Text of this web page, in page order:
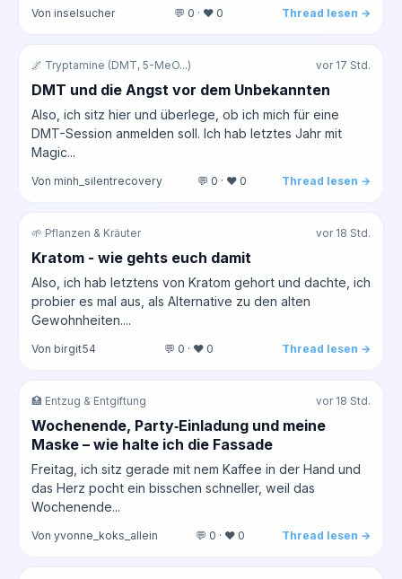
Von inselsucher 💬 0 · ❤️ 0 Thread lesen →
🌌 Tryptamine (DMT, 5-MeO...) vor 17 Std.
DMT und die Angst vor dem Unbekannten
Also, ich sitz hier und überlege, ob ich mich für eine
DMT-Session anmelden soll. Ich hab letztes Jahr mit
Magic...
Von minh_silentrecovery 💬 0 · ❤️ 0 Thread lesen →
🌱 Pflanzen & Kräuter vor 18 Std.
Kratom - wie gehts euch damit
Also, ich hab letztens von Kratom gehort und dachte, ich
probier es mal aus, als Alternative zu den alten
Gewohnheiten....
Von birgit54 💬 0 · ❤️ 0 Thread lesen →
🏥 Entzug & Entgiftung vor 18 Std.
Wochenende, Party‑Einladung und meine
Maske – wie halte ich die Fassade
Freitag, ich sitz gerade mit nem Kaffee in der Hand und
das Herz pocht ein bisschen schneller, weil das
Wochenende...
Von yvonne_koks_allein 💬 0 · ❤️ 0 Thread lesen →